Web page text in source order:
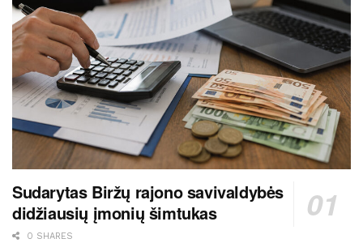
Sudarytas Biržų rajono savivaldybės
didžiausių įmonių šimtukas
0 SHARES